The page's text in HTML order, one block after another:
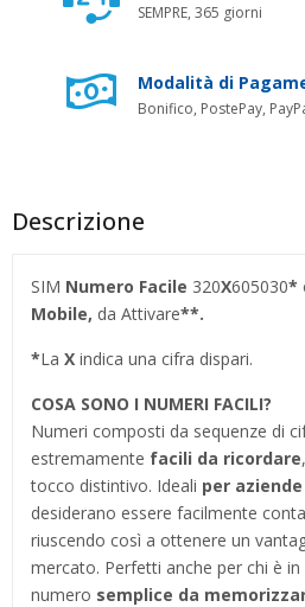
SEMPRE, 365 giorni
Modalità di
Bonifico, PostePay,
Descrizione
SIM Numero Facile 320X605030*
Mobile, da Attivare**.
*La X indica una cifra dispari.
COSA SONO I NUMERI FACILI?
Numeri composti da sequenze di
estremamente facili da ricordare
tocco distintivo. Ideali per
desiderano essere facilmente
riuscendo così a ottenere un
mercato. Perfetti anche per chi è in
numero semplice da